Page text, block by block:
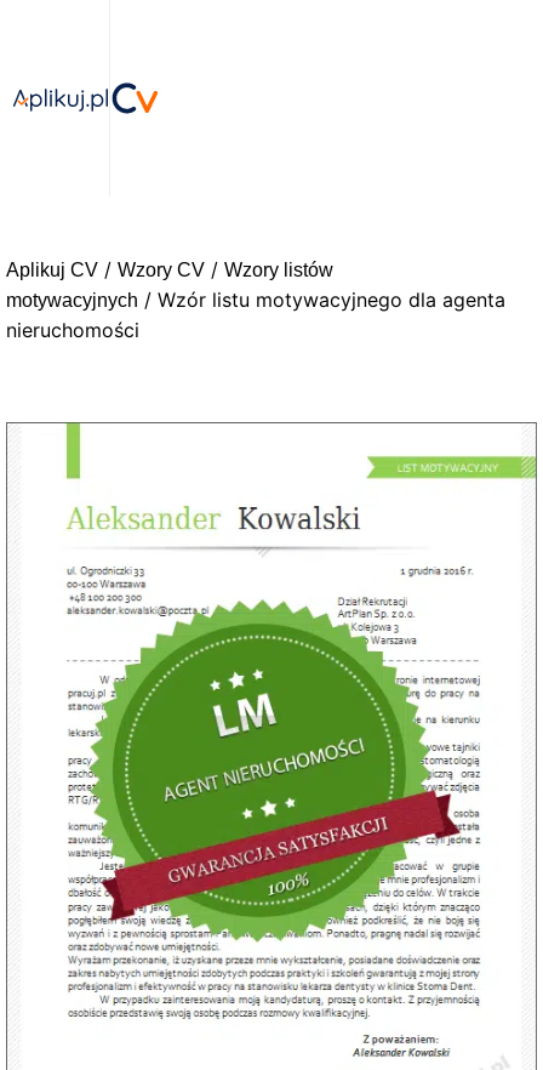
Aplikuj CV / Wzory CV / Wzory listów
motywacyjnych / Wzór listu motywacyjnego dla agenta
nieruchomości